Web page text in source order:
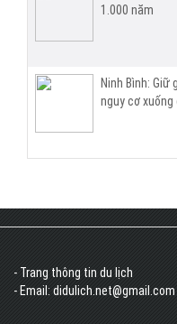
1.000 năm
Ninh Bình:
nguy cơ xuống
- Trang thông tin du lịch
- Email: didulich.net@gmail.com